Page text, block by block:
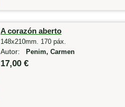
A corazón aberto
148x210mm. 170 páx.
Autor: Penim, Carmen
17,00 €